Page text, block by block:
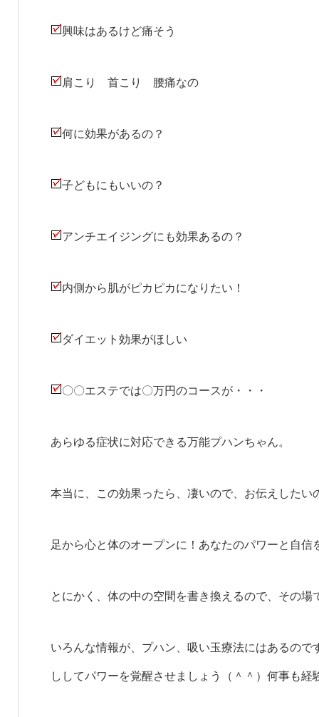
興味はあるけど痛そう
肩こり 首こり 腰痛なの
何に効果があるの？
子どもにもいいの？
アンチエイジングにも効果あるの？
内側から肌がピカピカになりたい！
ダイエット効果がほしい
〇〇エステでは〇万円のコースが・・・
あらゆる症状に対応できる万能プハンちゃん。
本当に、この効果ったら、凄いので、お伝えしたい
足から心と体のオープンに！あなたのパワーと自信
とにかく、体の中の空間を書き換えるので、その場
いろんな情報が、プハン、吸い玉療法にはあるの
ししてパワーを覚醒させましょう（＾＾）何事も経